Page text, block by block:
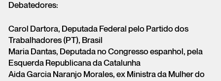
Debatedores:
Carol Dartora, Deputada Federal pelo Partido dos
Trabalhadores (PT), Brasil
Maria Dantas, Deputada no Congresso espanhol, pela
Esquerda Republicana da Catalunha
Aida Garcia Naranjo Morales, ex Ministra da Mulher do